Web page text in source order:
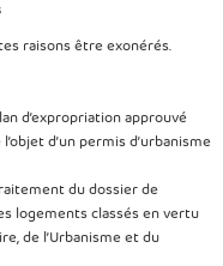
raisons être exonérés.
d’expropriation approuvé
d’un permis d’urbanisme
du dossier de
logements classés en vertu
de l’Urbanisme et du